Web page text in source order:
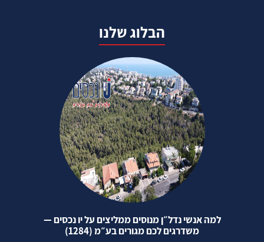
הבלוג שלנו
למה אנשי נדל״ן מנוסים ממליצים על יו נכסים —
משדרגים לכם מגורים בע״מ (1284)